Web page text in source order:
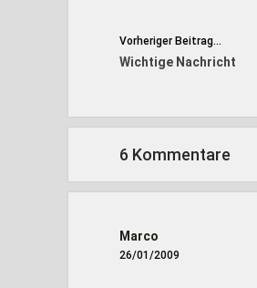
Vorheriger Beitrag...
Wichtige Nachricht
6 Kommentare
Marco
26/01/2009